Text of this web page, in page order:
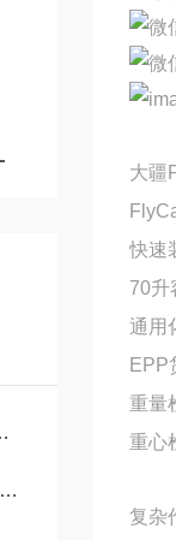
大疆
快速
70升
通用
EPP
重量
重心
复杂